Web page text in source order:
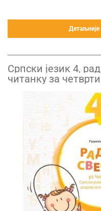
Детаљније
Српски језик 4,
читанку за